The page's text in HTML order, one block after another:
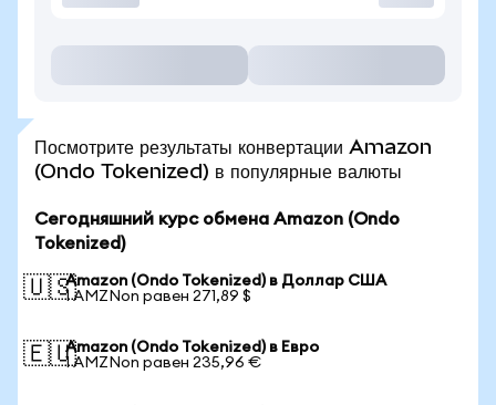
Посмотрите результаты конвертации Amazon
(Ondo Tokenized) в популярные валюты
Сегодняшний курс обмена Amazon (Ondo
Tokenized)
🇺🇸Amazon (Ondo Tokenized) в Доллар США
1 AMZNon равен 271,89 $
🇪🇺Amazon (Ondo Tokenized) в Евро
1 AMZNon равен 235,96 €